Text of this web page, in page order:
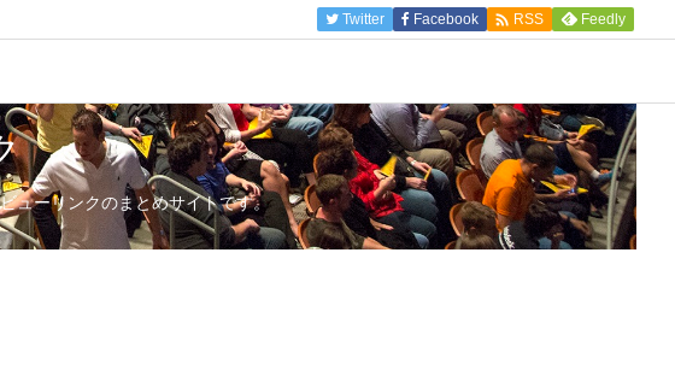
Twitter Facebook  RSS Feedly
ューリンクのまとめサイトです。